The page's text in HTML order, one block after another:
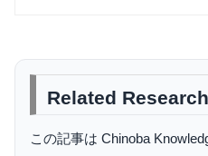
Related Research
この記事は Chinoba